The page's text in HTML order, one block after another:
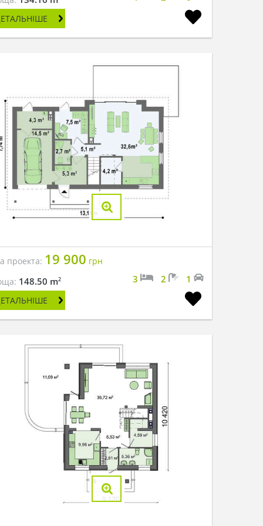
проекта: 19 900 грн
148.50 m2 3 2 1